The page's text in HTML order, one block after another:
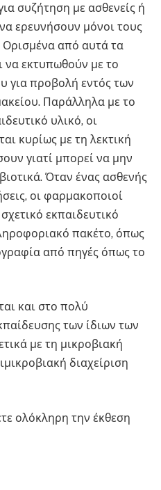
συζήτηση με ασθενείς ή
ερευνήσουν μόνοι τους
Ορισμένα από αυτά τα
να εκτυπωθούν με το
για προβολή εντός των
Παράλληλα με το
υλικό, οι
κυρίως με τη λεκτική
γιατί μπορεί να μην
Όταν ένας ασθενής
οι φαρμακοποιοί
εκπαιδευτικό
πακέτο, όπως
από πηγές όπως το
και στο πολύ
των ίδιων των
με τη μικροβιακή
διαχείριση
ολόκληρη την έκθεση